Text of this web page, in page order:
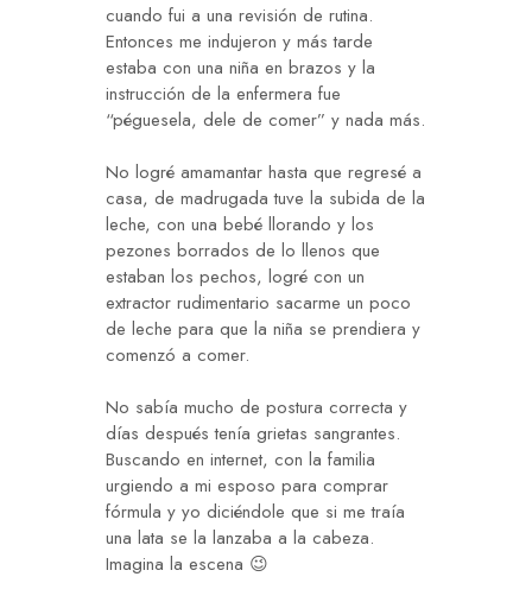
cuando fui a una revisión de rutina.
Entonces me indujeron y más tarde
estaba con una niña en brazos y la
instrucción de la enfermera fue
“péguesela, dele de comer” y nada más.
No logré amamantar hasta que regresé a
casa, de madrugada tuve la subida de la
leche, con una bebé llorando y los
pezones borrados de lo llenos que
estaban los pechos, logré con un
extractor rudimentario sacarme un poco
de leche para que la niña se prendiera y
comenzó a comer.
No sabía mucho de postura correcta y
días después tenía grietas sangrantes.
Buscando en internet, con la familia
urgiendo a mi esposo para comprar
fórmula y yo diciéndole que si me traía
una lata se la lanzaba a la cabeza.
Imagina la escena 😉